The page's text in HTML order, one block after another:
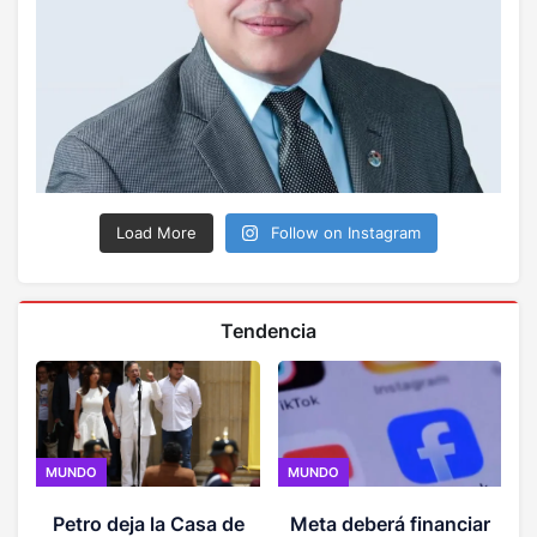
Load More Follow on Instagram
Tendencia
MUNDO
Petro deja la Casa de
MUNDO
Meta deberá financiar